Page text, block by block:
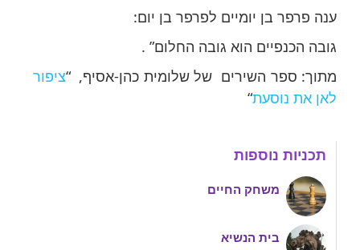
ענה פרפר בן יומיים לפרפר בן יום:
גובה הכנפיים הוא גובה החלום” .
מתוך: ספר השירים של שלומית כהן-אסיף, “ציפור
לאן את נוסעת“
תכניות נוספות
משחק החיים
בית הנשיא